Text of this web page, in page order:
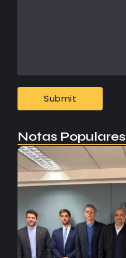
Notas Populares